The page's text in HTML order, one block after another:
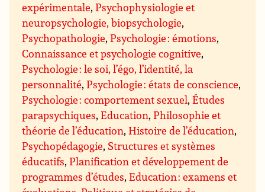
expérimentale,Psychophysiologie et
neuropsychologie, biopsychologie,
Psychopathologie,Psychologie : émotions,
Connaissance et psychologie cognitive,
Psychologie : le soi, l’égo, l’identité, la
personnalité,Psychologie : états de conscience,
Psychologie : comportement sexuel,Études
parapsychiques,Education,Philosophie et
théorie de l’éducation,Histoire de l’éducation,
Psychopédagogie, Structures et systèmes
éducatifs,Planification et développement de
programmes d’études,Education : examens et